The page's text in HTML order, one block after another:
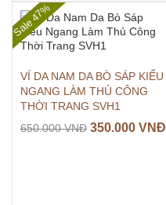
Sale 47%
VÍ DA NAM DA BÒ SÁP KIỂU
NGANG LÀM THỦ CÔNG
THỜI TRANG SVH1
650.000VNĐ 350.000 VNĐ